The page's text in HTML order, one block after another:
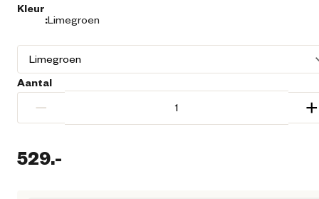
Kleur
:Limegroen
Aantal
− +
529.-